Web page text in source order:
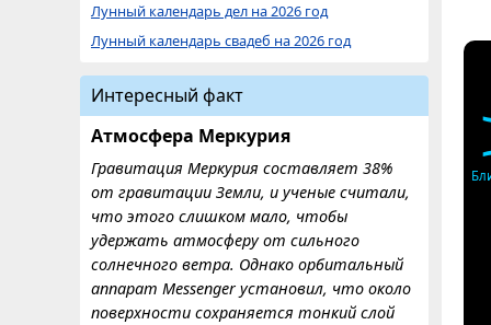
Лунный календарь дел на 2026 год
Лунный календарь свадеб на 2026 год
Интересный факт
Атмосфера Меркурия
Гравитация Меркурия составляет 38%
от гравитации Земли, и ученые считали,
что этого слишком мало, чтобы
удержать атмосферу от сильного
солнечного ветра. Однако орбитальный
аппарат Messenger установил, что около
поверхности сохраняется тонкий слой